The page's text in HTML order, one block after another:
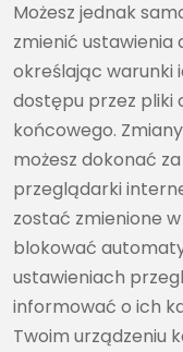
Możesz jednak
zmienić
określając warunki
dostępu przez pliki
końcowego.
możesz dokonać
przeglądarki
zostać zmienione
blokować
ustawieniach
informować o ich
Twoim urządzeniu